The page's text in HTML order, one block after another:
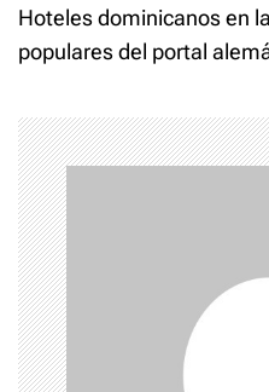
t
n
a
v
i
g
a
t
Hoteles dominicanos en
populares del portal